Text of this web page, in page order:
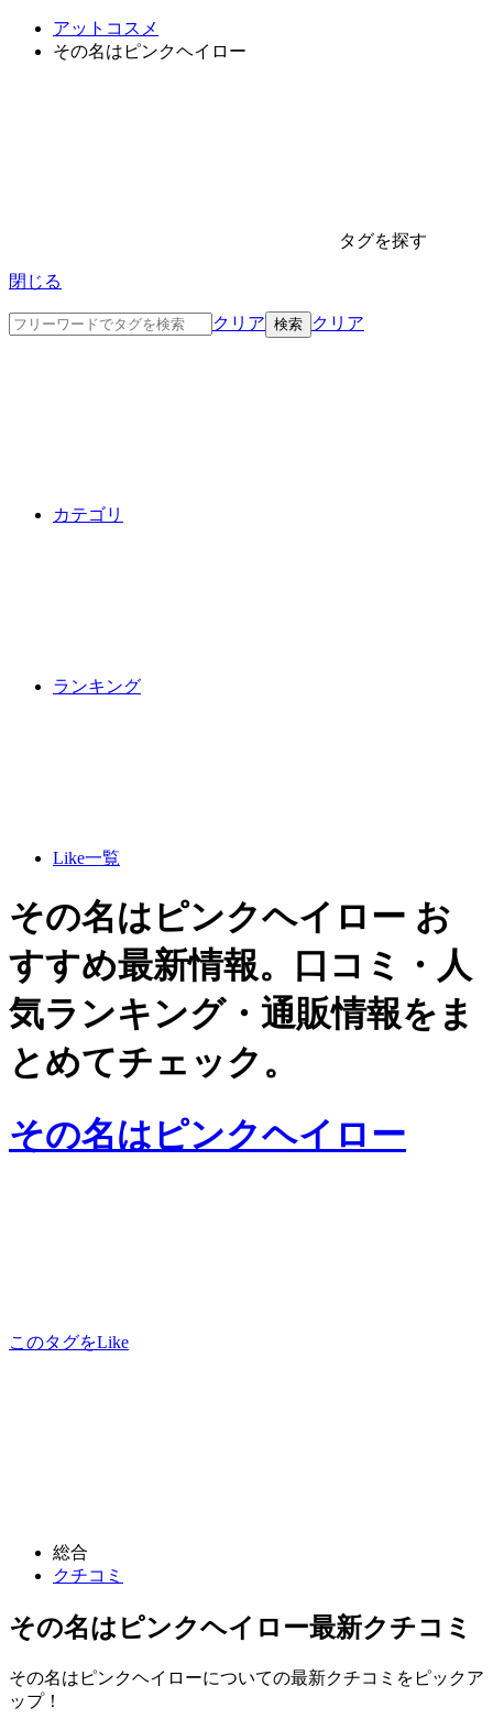
アットコスメ
その名はピンクヘイロー
タグを探す
閉じる
クリア クリア
カテゴリ
ランキング
Like一覧
その名はピンクヘイロー お
すすめ最新情報。口コミ・人
気ランキング・通販情報をま
とめてチェック。
その名はピンクヘイロー
このタグをLike
総合
クチコミ
その名はピンクヘイロー最新クチコミ
その名はピンクヘイローについての最新クチコミをピックア
ップ！